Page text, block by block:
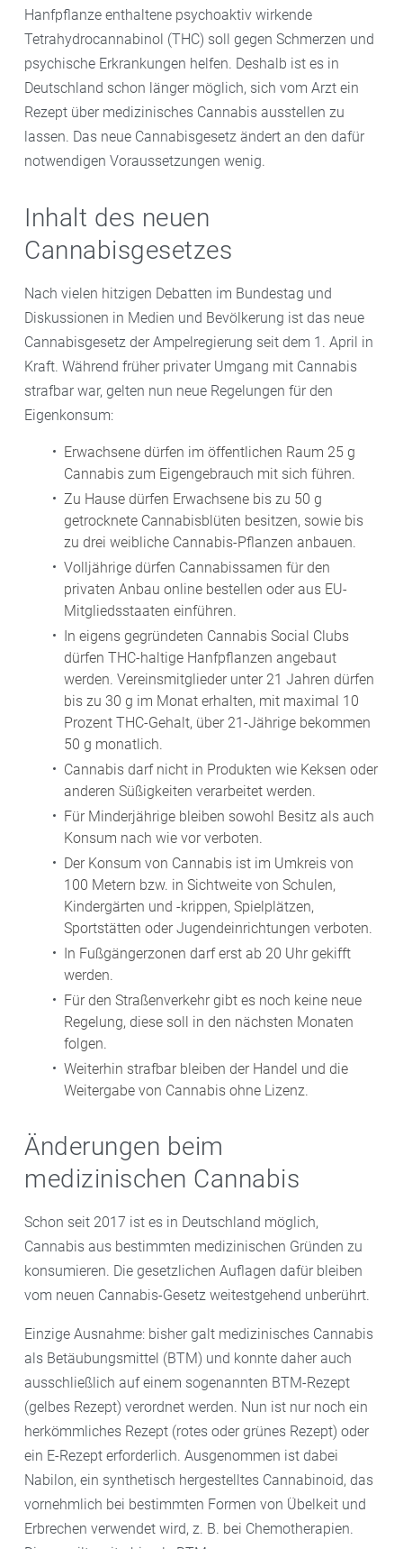
Hanfpflanze enthaltene psychoaktiv wirkende
Tetrahydrocannabinol (THC) soll gegen Schmerzen und
psychische Erkrankungen helfen. Deshalb ist es in
Deutschland schon länger möglich, sich vom Arzt ein
Rezept über medizinisches Cannabis ausstellen zu
lassen. Das neue Cannabisgesetz ändert an den dafür
notwendigen Voraussetzungen wenig.
Inhalt des neuen
Cannabisgesetzes
Nach vielen hitzigen Debatten im Bundestag und
Diskussionen in Medien und Bevölkerung ist das neue
Cannabisgesetz der Ampelregierung seit dem 1. April in
Kraft. Während früher privater Umgang mit Cannabis
strafbar war, gelten nun neue Regelungen für den
Eigenkonsum:
Erwachsene dürfen im öffentlichen Raum 25 g
Cannabis zum Eigengebrauch mit sich führen.
Zu Hause dürfen Erwachsene bis zu 50 g
getrocknete Cannabisblüten besitzen, sowie bis
zu drei weibliche Cannabis-Pflanzen anbauen.
Volljährige dürfen Cannabissamen für den
privaten Anbau online bestellen oder aus EU-
Mitgliedsstaaten einführen.
In eigens gegründeten Cannabis Social Clubs
dürfen THC-haltige Hanfpflanzen angebaut
werden. Vereinsmitglieder unter 21 Jahren dürfen
bis zu 30 g im Monat erhalten, mit maximal 10
Prozent THC-Gehalt, über 21-Jährige bekommen
50 g monatlich.
Cannabis darf nicht in Produkten wie Keksen oder
anderen Süßigkeiten verarbeitet werden.
Für Minderjährige bleiben sowohl Besitz als auch
Konsum nach wie vor verboten.
Der Konsum von Cannabis ist im Umkreis von
100 Metern bzw. in Sichtweite von Schulen,
Kindergärten und -krippen, Spielplätzen,
Sportstätten oder Jugendeinrichtungen verboten.
In Fußgängerzonen darf erst ab 20 Uhr gekifft
werden.
Für den Straßenverkehr gibt es noch keine neue
Regelung, diese soll in den nächsten Monaten
folgen.
Weiterhin strafbar bleiben der Handel und die
Weitergabe von Cannabis ohne Lizenz.
Änderungen beim
medizinischen Cannabis
Schon seit 2017 ist es in Deutschland möglich,
Cannabis aus bestimmten medizinischen Gründen zu
konsumieren. Die gesetzlichen Auflagen dafür bleiben
vom neuen Cannabis-Gesetz weitestgehend unberührt.
Einzige Ausnahme: bisher galt medizinisches Cannabis
als Betäubungsmittel (BTM) und konnte daher auch
ausschließlich auf einem sogenannten BTM-Rezept
(gelbes Rezept) verordnet werden. Nun ist nur noch ein
herkömmliches Rezept (rotes oder grünes Rezept) oder
ein E-Rezept erforderlich. Ausgenommen ist dabei
Nabilon, ein synthetisch hergestelltes Cannabinoid, das
vornehmlich bei bestimmten Formen von Übelkeit und
Erbrechen verwendet wird, z. B. bei Chemotherapien.